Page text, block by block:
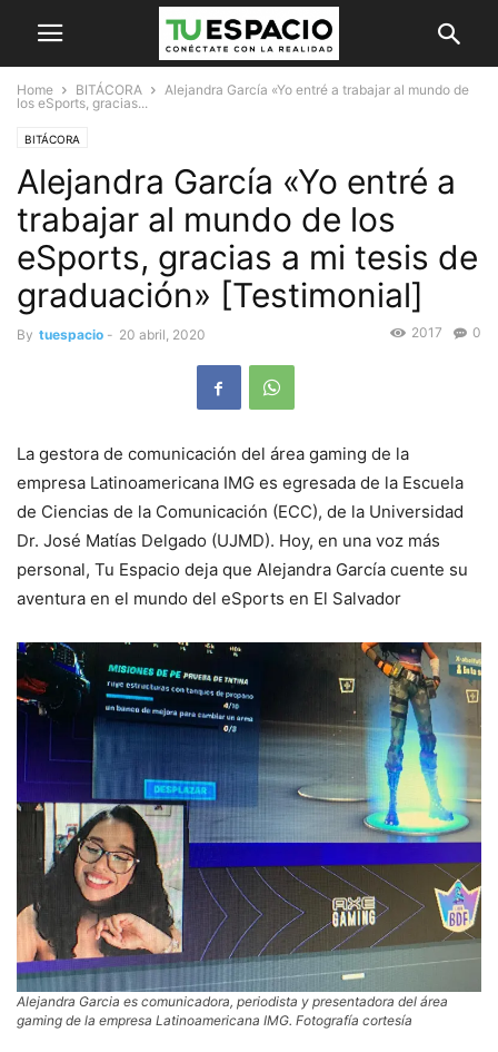
Home BITÁCORA
Alejandra García «Yo entré a trabajar al mundo de
los eSports, gracias...
BITÁCORA
Alejandra García «Yo entré a
trabajar al mundo de los
eSports, gracias a mi tesis de
graduación» [Testimonial]
By tuespacio - 20 abril, 2020 0
2017
La gestora de comunicación del área gaming de la
empresa Latinoamericana IMG es egresada de la Escuela
de Ciencias de la Comunicación (ECC), de la Universidad
Dr. José Matías Delgado (UJMD). Hoy, en una voz más
personal, Tu Espacio deja que Alejandra García cuente su
aventura en el mundo del eSports en El Salvador
Alejandra Garcia es comunicadora, periodista y presentadora del área
gaming de la empresa Latinoamericana IMG. Fotografía cortesía